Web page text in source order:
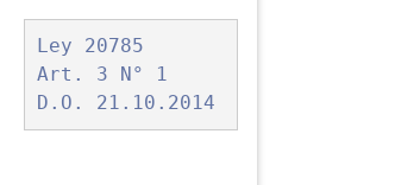
Ley 20785
Art. 3 N° 1
D.O. 21.10.2014